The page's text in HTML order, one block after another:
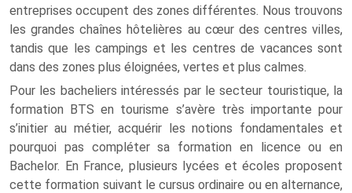
entreprises occupent des zones différentes. Nous trouvons
les grandes chaînes hôtelières au cœur des centres villes,
tandis que les campings et les centres de vacances sont
dans des zones plus éloignées, vertes et plus calmes.
Pour les bacheliers intéressés par le secteur touristique, la
formation BTS en tourisme s’avère très importante pour
s’initier au métier, acquérir les notions fondamentales et
pourquoi pas compléter sa formation en licence ou en
Bachelor. En France, plusieurs lycées et écoles proposent
cette formation suivant le cursus ordinaire ou en alternance,